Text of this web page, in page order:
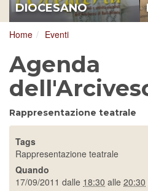
DIOCESANO
Home Eventi
Agenda
Rappresentazione teatrale
Tags
Rappresentazione teatrale
Quando
17/09/2011 dalle 18:30 alle 20:30